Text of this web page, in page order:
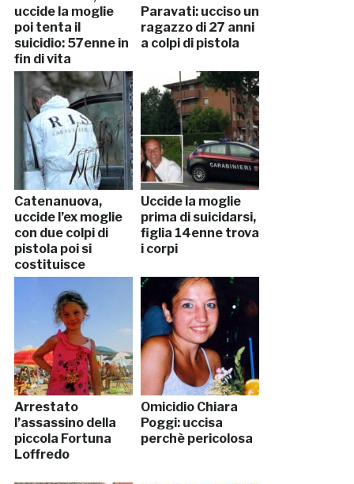
uccide la moglie
poi tenta il
suicidio: 57enne in
fin di vita
Paravati: ucciso un
ragazzo di 27 anni
a colpi di pistola
Catenanuova,
uccide l’ex moglie
con due colpi di
pistola poi si
costituisce
Uccide la moglie
prima di suicidarsi,
figlia 14enne trova
i corpi
Arrestato
l’assassino della
piccola Fortuna
Loffredo
Omicidio Chiara
Poggi: uccisa
perchè pericolosa